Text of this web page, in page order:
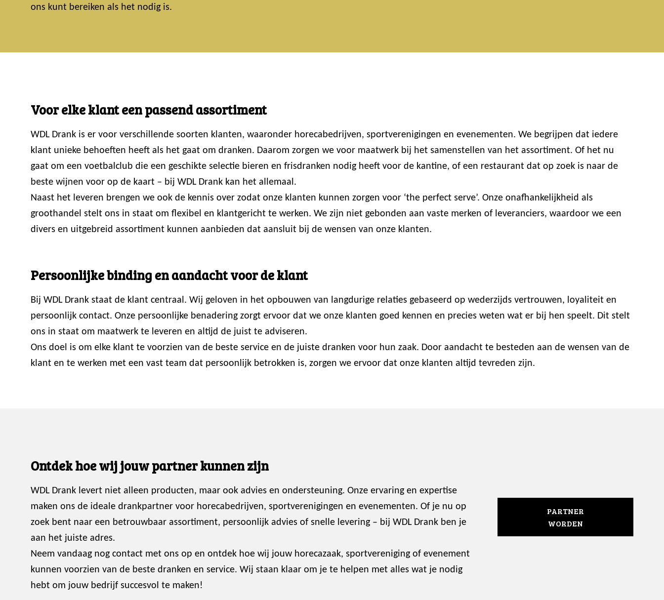
ons kunt bereiken als het nodig is.
Voor elke klant een passend assortiment
WDL Drank is er voor verschillende soorten klanten, waaronder horecabedrijven, sportverenigingen en evenementen. We begrijpen dat iedere
klant unieke behoeften heeft als het gaat om dranken. Daarom zorgen we voor maatwerk bij het samenstellen van het assortiment. Of het nu
gaat om een voetbalclub die een geschikte selectie bieren en frisdranken nodig heeft voor de kantine, of een restaurant dat op zoek is naar de
beste wijnen voor op de kaart – bij WDL Drank kan het allemaal.
Naast het leveren brengen we ook de kennis over zodat onze klanten kunnen zorgen voor ‘the perfect serve’. Onze onafhankelijkheid als
groothandel stelt ons in staat om flexibel en klantgericht te werken. We zijn niet gebonden aan vaste merken of leveranciers, waardoor we een
divers en uitgebreid assortiment kunnen aanbieden dat aansluit bij de wensen van onze klanten.
Persoonlijke binding en aandacht voor de klant
Bij WDL Drank staat de klant centraal. Wij geloven in het opbouwen van langdurige relaties gebaseerd op wederzijds vertrouwen, loyaliteit en
persoonlijk contact. Onze persoonlijke benadering zorgt ervoor dat we onze klanten goed kennen en precies weten wat er bij hen speelt. Dit stelt
ons in staat om maatwerk te leveren en altijd de juist te adviseren.
Ons doel is om elke klant te voorzien van de beste service en de juiste dranken voor hun zaak. Door aandacht te besteden aan de wensen van de
klant en te werken met een vast team dat persoonlijk betrokken is, zorgen we ervoor dat onze klanten altijd tevreden zijn.
Ontdek hoe wij jouw partner kunnen zijn
WDL Drank levert niet alleen producten, maar ook advies en ondersteuning. Onze ervaring en expertise
maken ons de ideale drankpartner voor horecabedrijven, sportverenigingen en evenementen. Of je nu op
zoek bent naar een betrouwbaar assortiment, persoonlijk advies of snelle levering – bij WDL Drank ben je
aan het juiste adres.
Neem vandaag nog contact met ons op en ontdek hoe wij jouw horecazaak, sportvereniging of evenement
kunnen voorzien van de beste dranken en service. Wij staan klaar om je te helpen met alles wat je nodig
hebt om jouw bedrijf succesvol te maken!
PARTNER
WORDEN